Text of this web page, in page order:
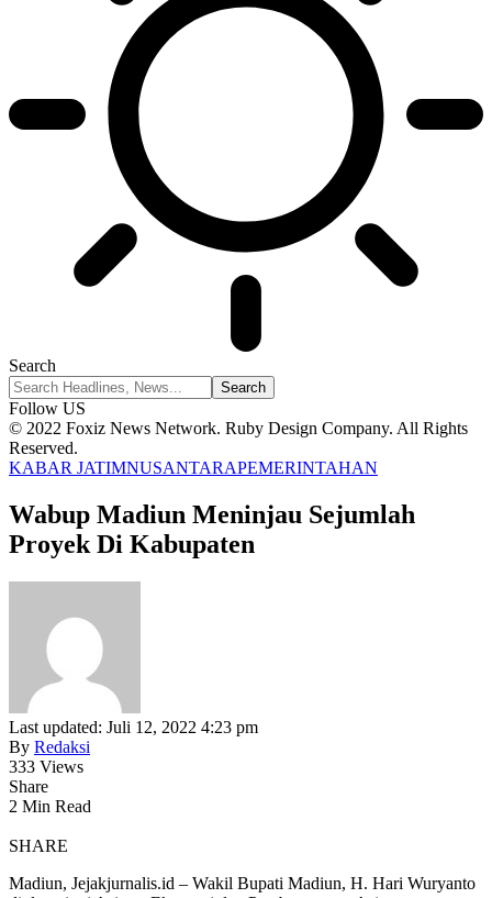
Search
Follow US
© 2022 Foxiz News Network. Ruby Design Company. All Rights
Reserved.
KABAR JATIMNUSANTARAPEMERINTAHAN
Wabup Madiun Meninjau Sejumlah
Proyek Di Kabupaten
Last updated: Juli 12, 2022 4:23 pm
By Redaksi
333 Views
Share
2 Min Read
SHARE
Madiun, Jejakjurnalis.id – Wakil Bupati Madiun, H. Hari Wuryanto